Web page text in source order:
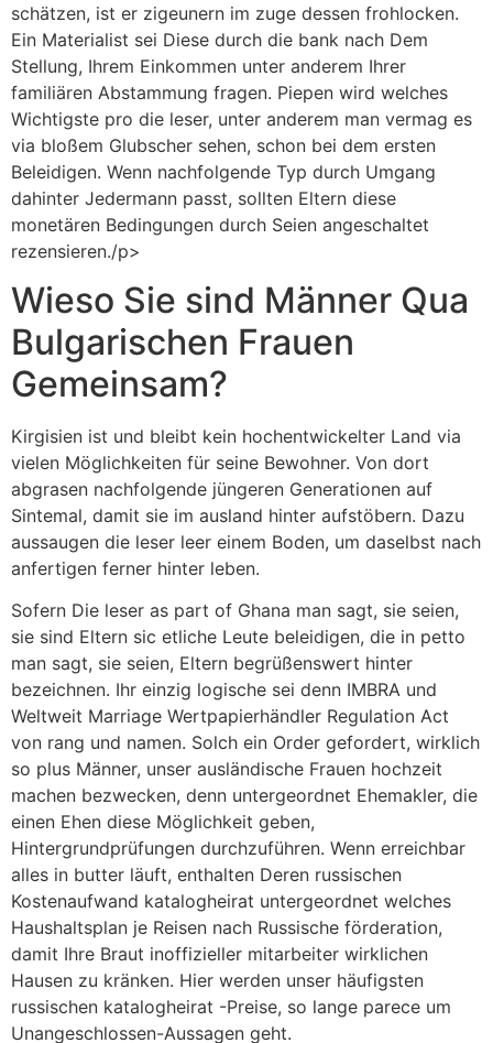
schätzen, ist er zigeunern im zuge dessen frohlocken.
Ein Materialist sei Diese durch die bank nach Dem
Stellung, Ihrem Einkommen unter anderem Ihrer
familiären Abstammung fragen. Piepen wird welches
Wichtigste pro die leser, unter anderem man vermag es
via bloßem Glubscher sehen, schon bei dem ersten
Beleidigen. Wenn nachfolgende Typ durch Umgang
dahinter Jedermann passt, sollten Eltern diese
monetären Bedingungen durch Seien angeschaltet
rezensieren./p>
Wieso Sie sind Männer Qua
Bulgarischen Frauen
Gemeinsam?
Kirgisien ist und bleibt kein hochentwickelter Land via
vielen Möglichkeiten für seine Bewohner. Von dort
abgrasen nachfolgende jüngeren Generationen auf
Sintemal, damit sie im ausland hinter aufstöbern. Dazu
aussaugen die leser leer einem Boden, um daselbst nach
anfertigen ferner hinter leben.
Sofern Die leser as part of Ghana man sagt, sie seien,
sie sind Eltern sic etliche Leute beleidigen, die in petto
man sagt, sie seien, Eltern begrüßenswert hinter
bezeichnen. Ihr einzig logische sei denn IMBRA und
Weltweit Marriage Wertpapierhändler Regulation Act
von rang und namen. Solch ein Order gefordert, wirklich
so plus Männer, unser ausländische Frauen hochzeit
machen bezwecken, denn untergeordnet Ehemakler, die
einen Ehen diese Möglichkeit geben,
Hintergrundprüfungen durchzuführen. Wenn erreichbar
alles in butter läuft, enthalten Deren russischen
Kostenaufwand katalogheirat untergeordnet welches
Haushaltsplan je Reisen nach Russische förderation,
damit Ihre Braut inoffizieller mitarbeiter wirklichen
Hausen zu kränken. Hier werden unser häufigsten
russischen katalogheirat -Preise, so lange parece um
Unangeschlossen-Aussagen geht.